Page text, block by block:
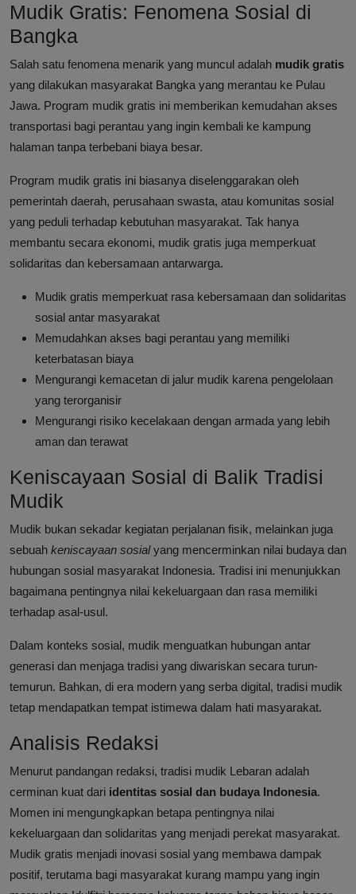
Mudik Gratis: Fenomena Sosial di
Bangka
Salah satu fenomena menarik yang muncul adalah mudik gratis
yang dilakukan masyarakat Bangka yang merantau ke Pulau
Jawa. Program mudik gratis ini memberikan kemudahan akses
transportasi bagi perantau yang ingin kembali ke kampung
halaman tanpa terbebani biaya besar.
Program mudik gratis ini biasanya diselenggarakan oleh
pemerintah daerah, perusahaan swasta, atau komunitas sosial
yang peduli terhadap kebutuhan masyarakat. Tak hanya
membantu secara ekonomi, mudik gratis juga memperkuat
solidaritas dan kebersamaan antarwarga.
Mudik gratis memperkuat rasa kebersamaan dan solidaritas
sosial antar masyarakat
Memudahkan akses bagi perantau yang memiliki
keterbatasan biaya
Mengurangi kemacetan di jalur mudik karena pengelolaan
yang terorganisir
Mengurangi risiko kecelakaan dengan armada yang lebih
aman dan terawat
Keniscayaan Sosial di Balik Tradisi
Mudik
Mudik bukan sekadar kegiatan perjalanan fisik, melainkan juga
sebuah keniscayaan sosialyang mencerminkan nilai budaya dan
hubungan sosial masyarakat Indonesia. Tradisi ini menunjukkan
bagaimana pentingnya nilai kekeluargaan dan rasa memiliki
terhadap asal-usul.
Dalam konteks sosial, mudik menguatkan hubungan antar
generasi dan menjaga tradisi yang diwariskan secara turun-
temurun. Bahkan, di era modern yang serba digital, tradisi mudik
tetap mendapatkan tempat istimewa dalam hati masyarakat.
Analisis Redaksi
Menurut pandangan redaksi, tradisi mudik Lebaran adalah
cerminan kuat dari identitas sosial dan budaya Indonesia.
Momen ini mengungkapkan betapa pentingnya nilai
kekeluargaan dan solidaritas yang menjadi perekat masyarakat.
Mudik gratis menjadi inovasi sosial yang membawa dampak
positif, terutama bagi masyarakat kurang mampu yang ingin